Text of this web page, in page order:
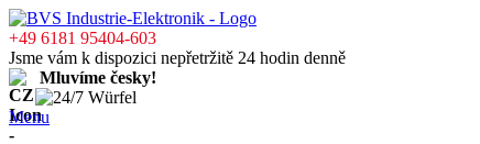
+49 6181 95404-603
Jsme vám k dispozici nepřetržitě 24 hodin denně
Mluvíme česky!
Menu